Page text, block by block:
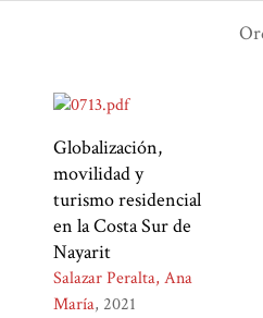
Globalización,
movilidad y
turismo residencial
en la Costa Sur de
Nayarit
Salazar Peralta, Ana
María 2021